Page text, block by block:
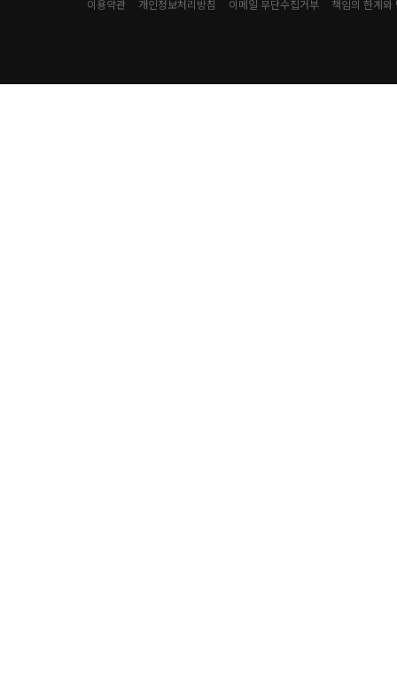
이용약관 개인정보처리방침 이메일 무단수집거부 책임의 한계와